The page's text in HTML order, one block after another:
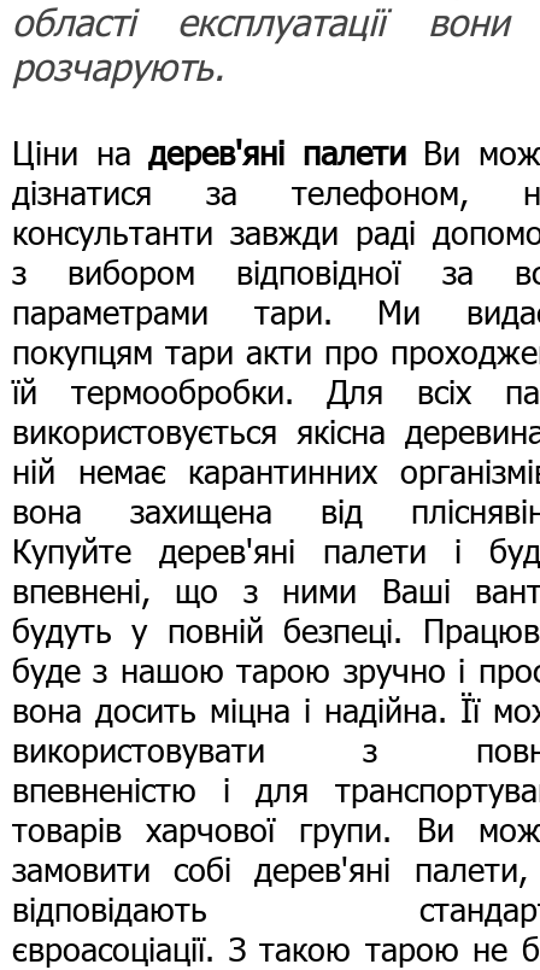
області експлуатації
розчарують.
Ціни надерев'яні палетиВи
дізнатися за телефоном,
консультанти завжди раді
з вибором відповідної за
параметрами тари. Ми
покупцям тари акти про
їй термообробки. Для всіх
використовується якісна
ній немає карантинних
вона захищена від
Купуйте дерев'яні палети і
впевнені, що з ними Ваші
будуть у повній безпеці.
буде з нашою тарою зручно і
вона досить міцна і надійна. Її
використовувати з
впевненістю і для
товарів харчової групи. Ви
замовити собі дерев'яні палети,
відповідають
євроасоціації. З такою тарою не